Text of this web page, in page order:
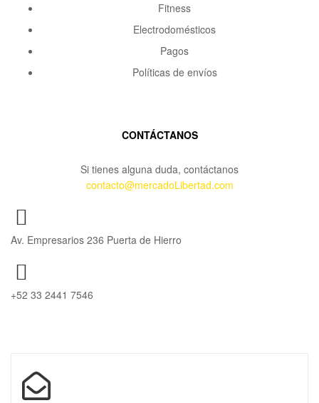
Fitness
Electrodomésticos
Pagos
Políticas de envíos
CONTÁCTANOS
Si tienes alguna duda, contáctanos
contacto@mercadoLibertad.com
Av. Empresarios 236 Puerta de Hierro
+52 33 2441 7546